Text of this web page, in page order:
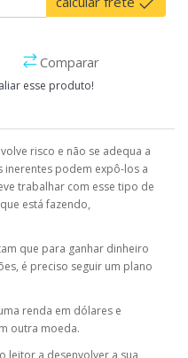
Comparar
esse produto!
risco e não se adequa a
podem expô-los a
trabalhar com esse tipo de
está fazendo,
que para ganhar dinheiro
é preciso seguir um plano
renda em dólares e
outra moeda.